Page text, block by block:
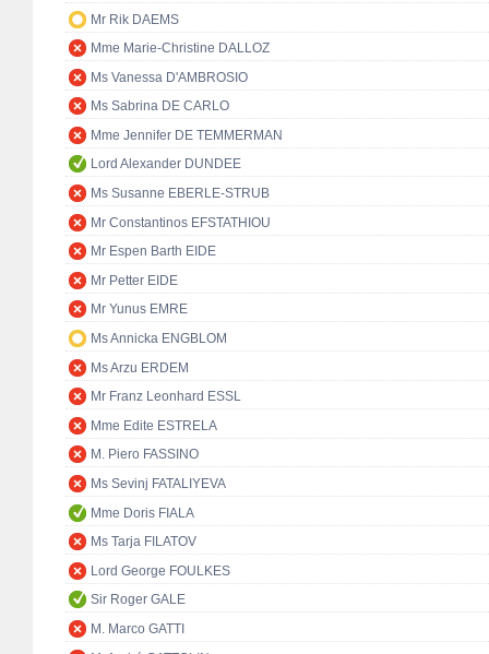
Mr Rik DAEMS
Mme Marie-Christine DALLOZ
Ms Vanessa D'AMBROSIO
Ms Sabrina DE CARLO
Mme Jennifer DE TEMMERMAN
Lord Alexander DUNDEE
Ms Susanne EBERLE-STRUB
Mr Constantinos EFSTATHIOU
Mr Espen Barth EIDE
Mr Petter EIDE
Mr Yunus EMRE
Ms Annicka ENGBLOM
Ms Arzu ERDEM
Mr Franz Leonhard ESSL
Mme Edite ESTRELA
M. Piero FASSINO
Ms Sevinj FATALIYEVA
Mme Doris FIALA
Ms Tarja FILATOV
Lord George FOULKES
Sir Roger GALE
M. Marco GATTI